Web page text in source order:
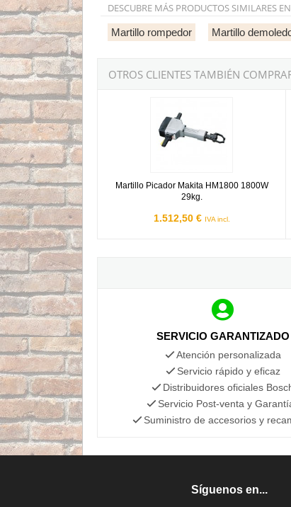
DESCUBRE MÁS PRODUCTOS SIMILARES
Martillo rompedor Martillo
OTROS CLIENTES TAMBIÉN
Martillo Picador Makita HM1800 1800W
29kg.
1.512,50 € IVA incl.
SERVICIO GARANTIZADO
Atención personalizada
Servicio rápido y eficaz
Distribuidores oficiales
Servicio Post-venta y
Suministro de accesorios y
Síguenos en...